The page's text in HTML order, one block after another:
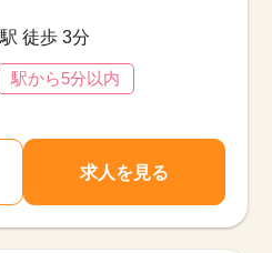
徒歩 3分
駅から5分以内
求人を見る